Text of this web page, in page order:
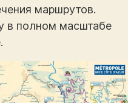
маршрутов.
в полном масштабе